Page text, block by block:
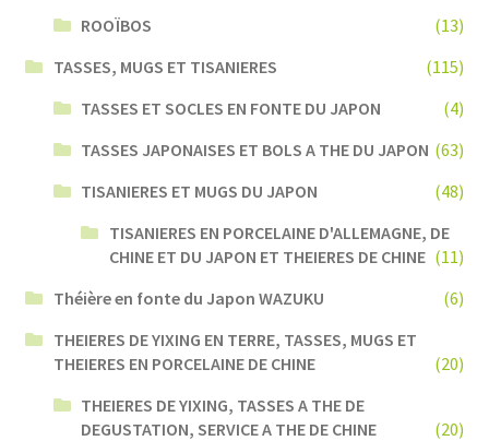
ROOÏBOS
(13)
TASSES, MUGS ET TISANIERES
(115)
TASSES ET SOCLES EN FONTE DU JAPON
(4)
TASSES JAPONAISES ET BOLS A THE DU JAPON (63)
TISANIERES ET MUGS DU JAPON
(48)
TISANIERES EN PORCELAINE D'ALLEMAGNE, DE
CHINE ET DU JAPON ET THEIERES DE CHINE (11)
Théière en fonte du Japon WAZUKU
(6)
THEIERES DE YIXING EN TERRE, TASSES, MUGS ET
THEIERES EN PORCELAINE DE CHINE
(20)
THEIERES DE YIXING, TASSES A THE DE
DEGUSTATION, SERVICE A THE DE CHINE
(20)